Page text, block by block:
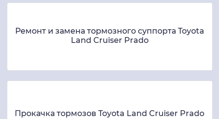
Ремонт и замена тормозного суппорта Toyota
Land Cruiser Prado
Прокачка тормозов Toyota Land Cruiser Prado